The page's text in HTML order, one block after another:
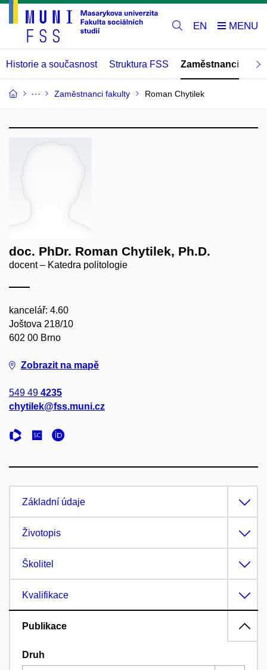
EN
Historie a současnost Struktura FSS Zaměstnanci
Zaměstnanci fakulty Roman Chytilek
doc. PhDr. Roman Chytilek, Ph.D.
docent – Katedra politologie
kancelář: 4.60
Joštova 218/10
602 00 Brno
Zobrazit na mapě
549 49 4235
chytilek@fss.muni.cz
Základní údaje
Životopis
Školitel
Kvalifikace
Publikace
Druh